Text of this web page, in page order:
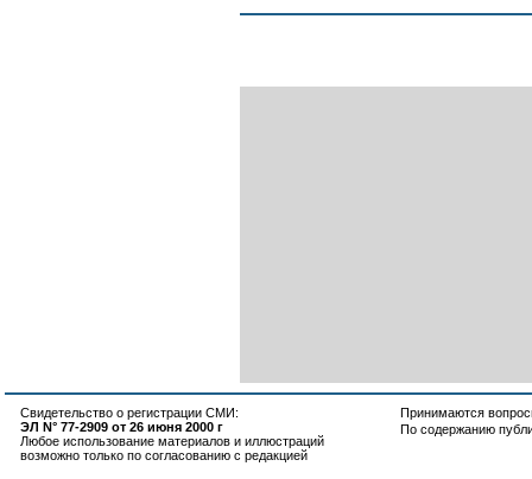
Свидетельство о регистрации СМИ:
ЭЛ N° 77-2909 от 26 июня 2000 г
Любое использование материалов и иллюстраций
возможно только по согласованию с редакцией
Принимаются
По содержанию